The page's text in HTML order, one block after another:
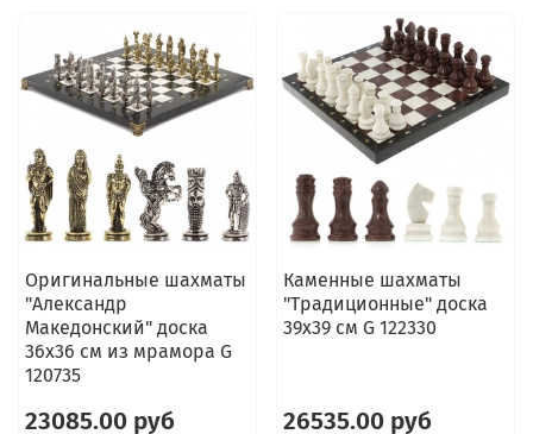
Оригинальные шахматы
"Александр
Македонский" доска
36х36 см из мрамора G
120735
23085.00 руб
Каменные шахматы
"Традиционные" доска
39х39 см G 122330
26535.00 руб